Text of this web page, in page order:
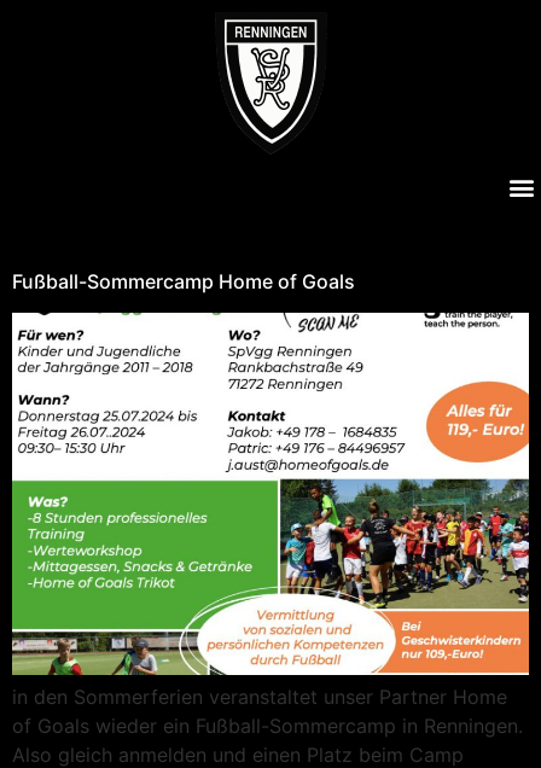
Fußball-Sommercamp Home of Goals
in den Sommerferien veranstaltet unser Partner Home
of Goals wieder ein Fußball-Sommercamp in Renningen.
Also gleich anmelden und einen Platz beim Camp